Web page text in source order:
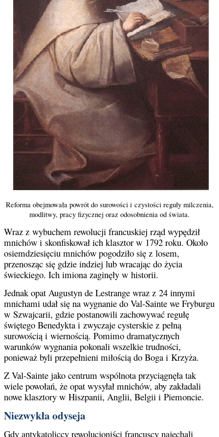
Reforma obejmowała powrót do surowości i czystości reguły milczenia,
modlitwy, pracy fizycznej oraz odosobnienia od świata.
Wraz z wybuchem rewolucji francuskiej rząd wypędził
mnichów i skonfiskował ich klasztor w 1792 roku. Około
osiemdziesięciu mnichów pogodziło się z losem,
przenosząc się gdzie indziej lub wracając do życia
świeckiego. Ich imiona zaginęły w historii.
Jednak opat Augustyn de Lestrange wraz z 24 innymi
mnichami udał się na wygnanie do Val-Sainte we Fryburgu
w Szwajcarii, gdzie postanowili zachowywać regułę
świętego Benedykta i zwyczaje cysterskie z pełną
surowością i wiernością. Pomimo dramatycznych
warunków wygnania pokonali wszelkie trudności,
ponieważ byli przepełnieni miłością do Boga i Krzyża.
Z Val-Sainte jako centrum wspólnota przyciągnęła tak
wiele powołań, że opat wysyłał mnichów, aby zakładali
nowe klasztory w Hiszpanii, Anglii, Belgii i Piemoncie.
Niezwykła odyseja
Gdy antykatoliccy rewolucjoniści francuscy najechali